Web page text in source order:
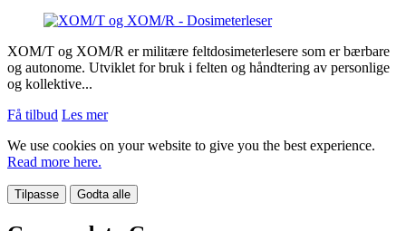
XOM/T og XOM/R er militære feltdosimeterlesere som er bærbare
og autonome. Utviklet for bruk i felten og håndtering av personlige
og kollektive...
Få tilbud Les mer
We use cookies on your website to give you the best experience.
Read more here.
Tilpasse Godta alle